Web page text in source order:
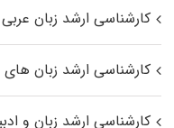
کارشناسی ارشد زبان عربی
کارشناسی ارشد زبان‌ های
کارشناسی ارشد زبان و